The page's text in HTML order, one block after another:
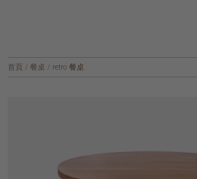
首頁 / 餐桌 / retro 餐桌